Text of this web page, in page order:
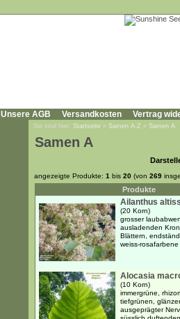
Unsere AGB Versandkosten Vertrag
Sie sind hier: Startseite » Samen A-Z » Samen A
Samen A
angezeigte Produkte: 1 bis 20 (von 269
Produkte
Ailanthus
(20 Korn)
grosser
ausladenden
Blättern,
weiss-
Alocasia
(10 Korn)
immergrüne,
tiefgrünen,
ausgeprägter